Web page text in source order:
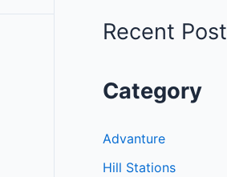
Recent Post
Category
Advanture
Hill Stations